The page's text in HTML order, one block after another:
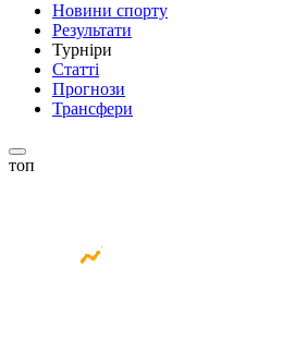
Новини спорту
Результати
Турніри
Статті
Прогнози
Трансфери
топ